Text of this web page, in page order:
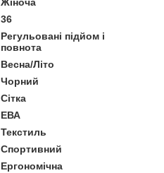
Жіноча
36
Регульовані підйом і
повнота
Весна/Літо
Чорний
Сітка
ЕВА
Текстиль
Спортивний
Ергономічна